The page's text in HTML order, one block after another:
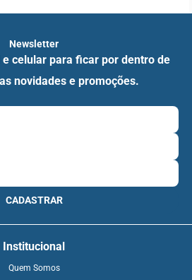
Newsletter
celular para ficar por dentro de
novidades e promoções.
CADASTRAR
Institucional
Quem Somos